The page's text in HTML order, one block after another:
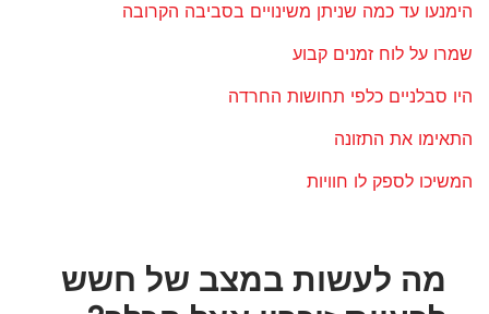
הימנעו עד כמה שניתן משינויים בסביבה הקרובה
שמרו על לוח זמנים קבוע
היו סבלניים כלפי תחושות החרדה
התאימו את התזונה
המשיכו לספק לו חוויות
מה לעשות במצב של חשש